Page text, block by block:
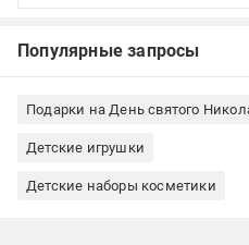
Популярные запросы
Подарки на День святого
Детские игрушки
Детские наборы косметики